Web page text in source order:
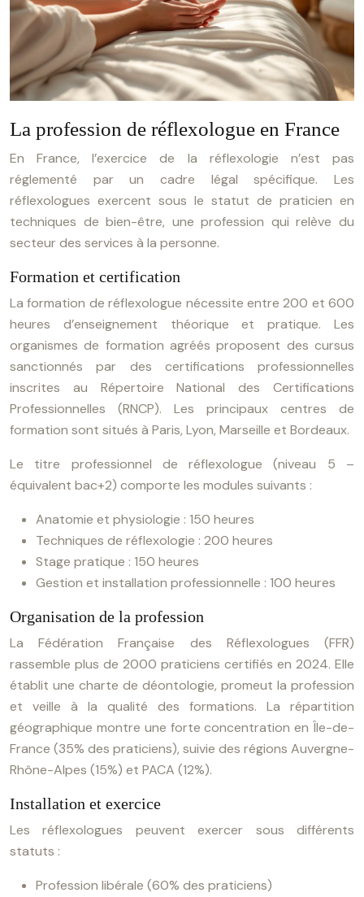
La profession de réflexologue en France
En France, l’exercice de la réflexologie n’est pas
réglementé par un cadre légal spécifique. Les
réflexologues exercent sous le statut de praticien en
techniques de bien-être, une profession qui relève du
secteur des services à la personne.
Formation et certification
La formation de réflexologue nécessite entre 200 et 600
heures d’enseignement théorique et pratique. Les
organismes de formation agréés proposent des cursus
sanctionnés par des certifications professionnelles
inscrites au Répertoire National des Certifications
Professionnelles (RNCP). Les principaux centres de
formation sont situés à Paris, Lyon, Marseille et Bordeaux.
Le titre professionnel de réflexologue (niveau 5 –
équivalent bac+2) comporte les modules suivants :
Anatomie et physiologie : 150 heures
Techniques de réflexologie : 200 heures
Stage pratique : 150 heures
Gestion et installation professionnelle : 100 heures
Organisation de la profession
La Fédération Française des Réflexologues (FFR)
rassemble plus de 2000 praticiens certifiés en 2024. Elle
établit une charte de déontologie, promeut la profession
et veille à la qualité des formations. La répartition
géographique montre une forte concentration en Île-de-
France (35% des praticiens), suivie des régions Auvergne-
Rhône-Alpes (15%) et PACA (12%).
Installation et exercice
Les réflexologues peuvent exercer sous différents
statuts :
Profession libérale (60% des praticiens)